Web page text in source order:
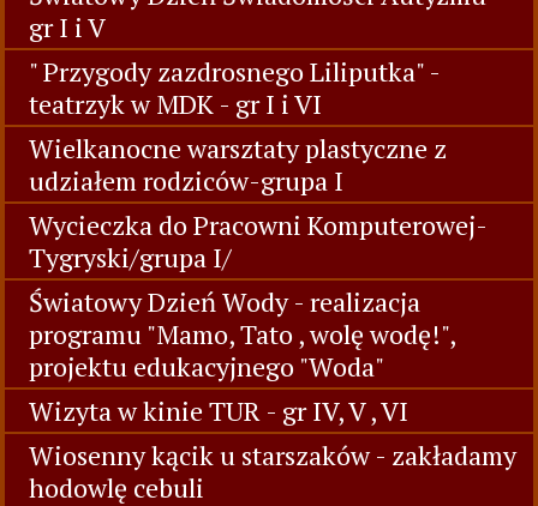
gr I i V
" Przygody zazdrosnego Liliputka" -
teatrzyk w MDK - gr I i VI
Wielkanocne warsztaty plastyczne z
udziałem rodziców-grupa I
Wycieczka do Pracowni Komputerowej-
Tygryski/grupa I/
Światowy Dzień Wody - realizacja
programu "Mamo, Tato , wolę wodę!",
projektu edukacyjnego "Woda"
Wizyta w kinie TUR - gr IV, V , VI
Wiosenny kącik u starszaków - zakładamy
hodowlę cebuli